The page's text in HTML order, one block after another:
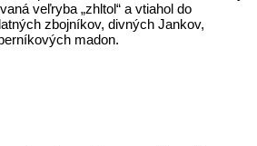
veľryba „zhltol“ a vtiahol do
zbojníkov, divných Jankov,
madon.